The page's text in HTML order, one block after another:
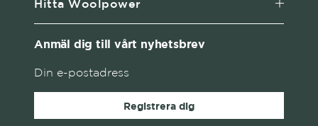
Hitta Woolpower
Anmäl dig till vårt nyhetsbrev
Registrera dig